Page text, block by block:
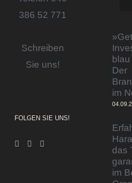
386 52 771
Schreiben
Sie uns!
FOLGEN SIE UNS!
»Get
blau
Der
im
das
im